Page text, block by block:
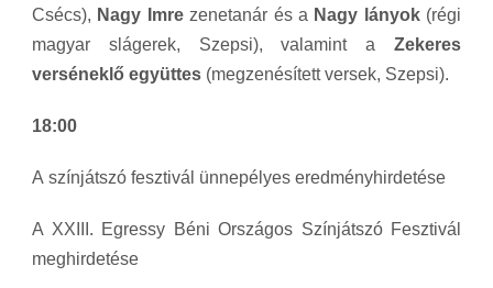
Csécs), Nagy Imrezenetanár és a Nagy lányok (régi
magyar slágerek, Szepsi), valamint a Zekeres
verséneklő együttes (megzenésített versek, Szepsi).
18:00
A színjátszó fesztivál ünnepélyes eredményhirdetése
A XXIII. Egressy Béni Országos Színjátszó Fesztivál
meghirdetése